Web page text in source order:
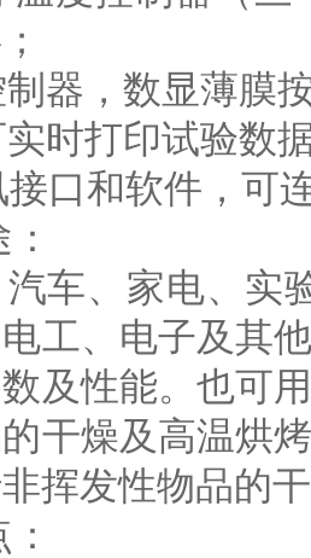
器，数显薄膜
时打印试验数
口和软件，可
车、家电、实
工、电子及其
及性能。也可
干燥及高温烘
挥发性物品的